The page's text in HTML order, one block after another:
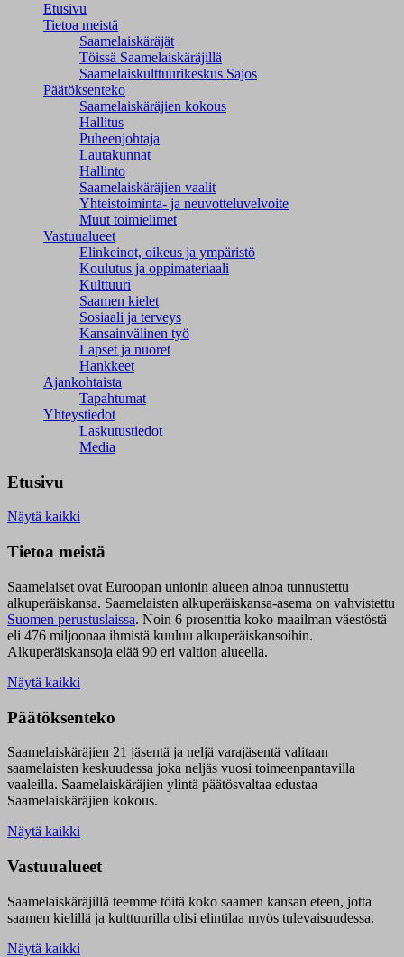
Etusivu
Tietoa meistä
Saamelaiskäräjät
Töissä Saamelaiskäräjillä
Saamelaiskulttuuri­keskus Sajos
Päätöksenteko
Saamelaiskäräjien kokous
Hallitus
Puheenjohtaja
Lautakunnat
Hallinto
Saamelaiskäräjien vaalit
Yhteistoiminta- ja neuvotteluvelvoite
Muut toimielimet
Vastuualueet
Elinkeinot, oikeus ja ympäristö
Koulutus ja oppimateriaali
Kulttuuri
Saamen kielet
Sosiaali ja terveys
Kansainvälinen työ
Lapset ja nuoret
Hankkeet
Ajankohtaista
Tapahtumat
Yhteystiedot
Laskutustiedot
Media
Etusivu
Näytä kaikki
Tietoa meistä
Saamelaiset ovat Euroopan unionin alueen ainoa tunnustettu
alkuperäiskansa. Saamelaisten alkuperäiskansa-asema on vahvistettu
Suomen perustuslaissa. Noin 6 prosenttia koko maailman väestöstä
eli 476 miljoonaa ihmistä kuuluu alkuperäiskansoihin.
Alkuperäiskansoja elää 90 eri valtion alueella.
Näytä kaikki
Päätöksenteko
Saamelaiskäräjien 21 jäsentä ja neljä varajäsentä valitaan
saamelaisten keskuudessa joka neljäs vuosi toimeenpantavilla
vaaleilla. Saamelaiskäräjien ylintä päätösvaltaa edustaa
Saamelaiskäräjien kokous.
Näytä kaikki
Vastuualueet
Saamelaiskäräjillä teemme töitä koko saamen kansan eteen, jotta
saamen kielillä ja kulttuurilla olisi elintilaa myös tulevaisuudessa.
Näytä kaikki